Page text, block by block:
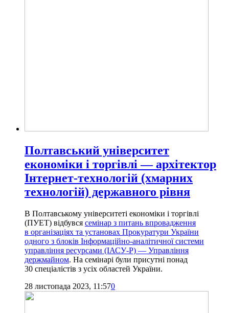
Полтавський університет
економіки і торгівлі — архітектор
Інтернет-технологій (хмарних
технологій) державного рівня
В Полтавському університеті економіки і торгівлі
(ПУЕТ) відбувся семінар з питань впровадження
в організаціях та установах Прокуратури України
одного з блоків Інформаційно-аналітичної системи
управління ресурсами (ІАСУ-Р) — Управління
держмайном. На семінарі були присутні понад
30 спеціалістів з усіх областей України.
28 листопада 2023, 11:570